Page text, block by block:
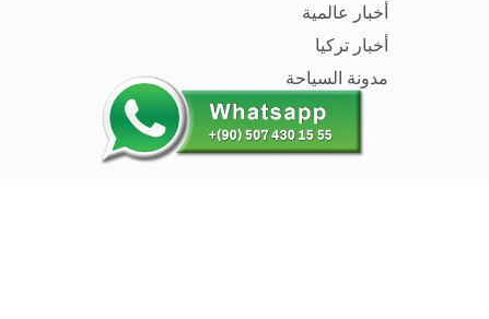
أخبار عالمية
أخبار تركيا
مدونة السياحة